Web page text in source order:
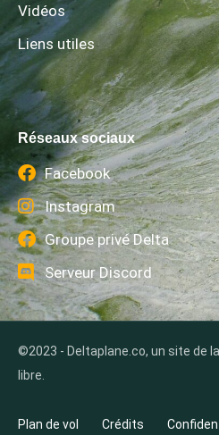
Vidéos
Liens utiles
Réseaux sociaux
Facebook
Instagram
Groupe privé Delta
Serveur Discord
©2023 - Deltaplane.co, un site de
libre.
Plan de vol Crédits